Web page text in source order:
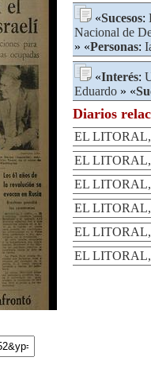
«Sucesos:
Nacional de
» «Personas:
«Interés:
Eduardo » «
Diarios
EL LITORAL,
EL LITORAL,
EL LITORAL,
EL LITORAL,
EL LITORAL,
EL LITORAL,